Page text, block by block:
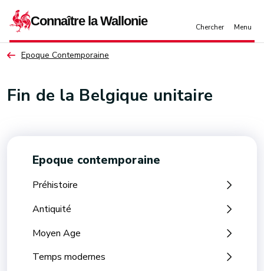
Epoque Contemporaine
Fin de la Belgique unitaire
Epoque contemporaine
Préhistoire
Antiquité
Moyen Age
Temps modernes